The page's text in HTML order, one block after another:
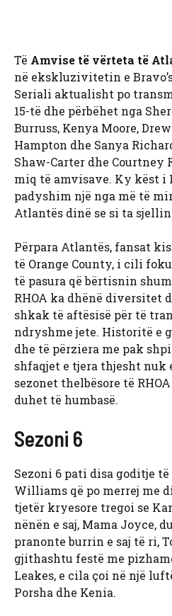
Të Amvise të vërteta të
në ekskluzivitetin e
Seriali aktualisht po
15-të dhe përbëhet nga
Burruss, Kenya Moore,
Hampton dhe Sanya
Shaw-Carter dhe Courtney
miq të amvisave. Ky këst i
padyshim një nga më të
Atlantës dinë se si ta
Përpara Atlantës, fansat
të Orange County, i cili
të pasura që bërtisnin
RHOA ka dhënë diversitet
shkak të aftësisë për të
ndryshme jete. Historitë e
dhe të përziera me pak
shfaqjet e tjera thjesht nuk
sezonet thelbësore të
duhet të humbasë.
Sezoni 6
Sezoni 6 pati disa goditje të
Williams që po merrej me
tjetër kryesore tregoi se
nënën e saj, Mama Joyce,
pranonte burrin e saj të ri,
gjithashtu festë me
Leakes, e cila çoi në një
Porsha dhe Kenia.